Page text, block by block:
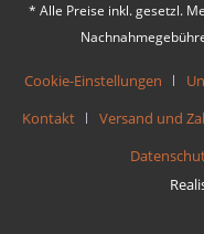
* Alle Preise inkl. gesetzl.
Cookie-Einstellungen
Kontakt
Versand und